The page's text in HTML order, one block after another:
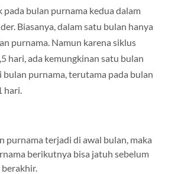
pada bulan purnama kedua dalam
Biasanya, dalam satu bulan hanya
purnama. Namun karena siklus
hari, ada kemungkinan satu bulan
bulan purnama, terutama pada bulan
hari.
purnama terjadi di awal bulan, maka
berikutnya bisa jatuh sebelum